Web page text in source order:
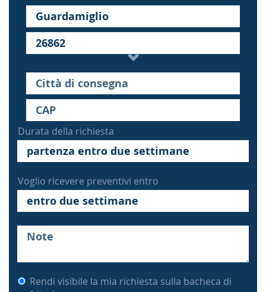
Durata della richiesta
Voglio ricevere preventivi entro
Rendi visibile la mia richiesta sulla bacheca di